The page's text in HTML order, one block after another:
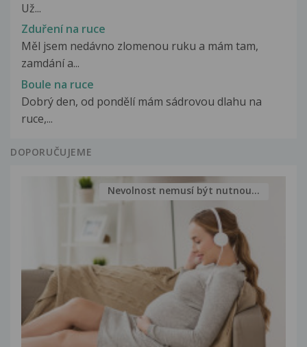
Už...
Zduření na ruce
Měl jsem nedávno zlomenou ruku a mám tam,
zamdání a...
Boule na ruce
Dobrý den, od pondělí mám sádrovou dlahu na
ruce,...
DOPORUČUJEME
Nevolnost nemusí být nutnou...